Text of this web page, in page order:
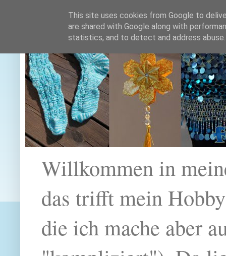
Willkommen in
das trifft mein
die ich mache aber
This site uses cookies from Google to
are shared with Google along with
statistics, and to detect and address abuse.